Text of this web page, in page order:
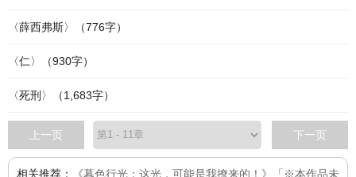
〈薛西弗斯〉（776字）
〈仁〉（930字）
〈死刑〉（1,683字）
上一页 下一页
相关推荐： 《暮色行光：这光，可能是我撩来的！》「※本作品未